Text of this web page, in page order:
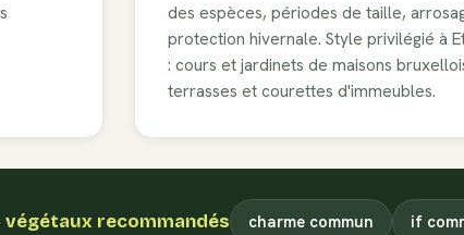
des espèces, périodes de taille,
protection hivernale. Style privilégié à
:cours et jardinets de maisons
terrasses et courettes d'immeubles.
végétaux recommandés charme commun if